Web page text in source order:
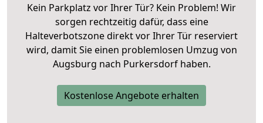
Kein Parkplatz vor Ihrer Tür? Kein Problem! Wir
sorgen rechtzeitig dafür, dass eine
Halteverbotszone direkt vor Ihrer Tür reserviert
wird, damit Sie einen problemlosen Umzug von
Augsburg nach Purkersdorf haben.
Kostenlose Angebote erhalten